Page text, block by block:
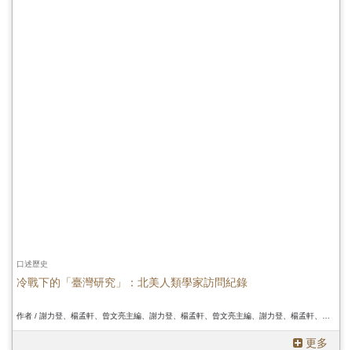
口述歷史
冷戰下的「臺灣研究」：北美人類學家訪問紀錄
更多